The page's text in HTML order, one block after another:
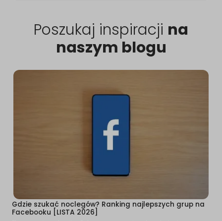
Poszukaj inspiracji na
naszym blogu
Gdzie szukać noclegów? Ranking najlepszych grup na
Facebooku [LISTA 2026]